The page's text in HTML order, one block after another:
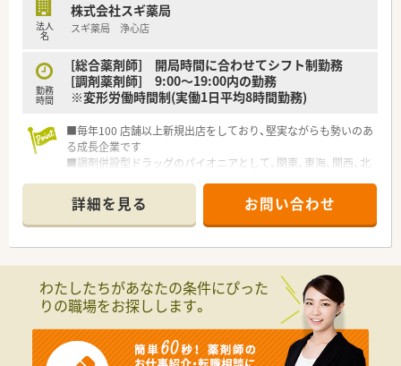
です。
■ご自宅から通いやすい地域に腰を据え、転居を伴う異動の心配
す。
■手厚い教育制度が整っているため、調剤業務が未経験の方や経
験が浅い方でも、一から確実に成長していきたい方にピッタリで
法人
名
株式会社スギ薬局
スギ薬局 浄心店
勤務
時間
[総合薬剤師] 開局時間に合わせてシフト制勤務
[調剤薬剤師] 9:00～19:00内の勤務
※変形労働時間制(実働1日平均8時間勤務)
■毎年100 店舗以上新規出店をしており、堅実ながらも勢いのあ
る成長企業です
■調剤併設型ドラッグのパイオニアとして、関東、東海、関西、北
■研修制度は様々なプランがあり、集合研修だけでなく任意で受
講可能な研修も幅広く用意されています
■店舗で活躍する従業員、社外で活躍する従業員、将来経営幹部
となる従業員など、薬剤師として様々な活躍ができるフィールド
■総合薬剤師・調剤薬剤師（土日休み・19時までの勤務）どちらか
の働き方を選択できます
■調剤併設型だけでなく「医療モール・クリニック併設店舗」「敷
地内薬局」「訪問調剤特化型店舗」など様々な店舗を運営してい
ます
■在宅医療にも積極的取り組んでおり「訪問調剤特化型店舗」を
詳細を見る お問い合わせ
わたしたちがあなたの条件にぴった
りの職場をお探しします。